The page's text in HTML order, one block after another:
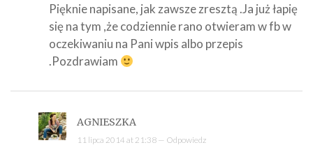
Pięknie napisane, jak zawsze zresztą .Ja już łapię
się na tym ,że codziennie rano otwieram w fb w
oczekiwaniu na Pani wpis albo przepis
.Pozdrawiam
AGNIESZKA
11 lipca 2014 at 21:38 — Odpowiedz